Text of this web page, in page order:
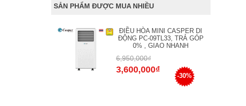
SẢN PHẨM ĐƯỢC MUA NHIỀU
ĐIỀU HÒA MINI CASPER DI
ĐỘNG PC-09TL33, TRẢ GÓP
0% , GIAO NHANH
6,950,000₫
3,600,000₫
-30%